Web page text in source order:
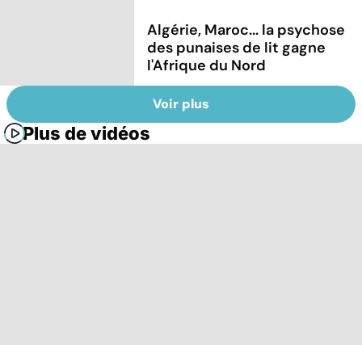
Algérie, Maroc... la psychose
des punaises de lit gagne
l'Afrique du Nord
Voir plus
Plus de vidéos